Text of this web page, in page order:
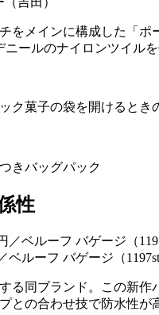
をメインに構成した「
ールのナイロンツイル
ク菓子の袋を開けると
きバッグパック
性
ベルーフ バゲージ（
る同ブランド。この新
との合わせ技で防水性が